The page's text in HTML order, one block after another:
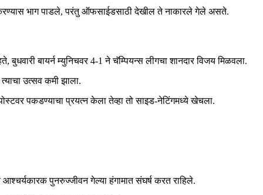
करण्यास भाग पाडले, परंतु ऑफसाईडसाठी देखील ते नाकारले गेले असते.
बायर्न म्युनिचवर 4-1 ने चॅम्पियन्स लीगचा शानदार विजय मिळवला.
उत्सव कमी झाला.
पकडण्याचा प्रयत्न केला तेव्हा तो साइड-नेटिंगमध्ये खेचला.
आश्चर्यकारक पुनरुज्जीवन गेल्या हंगामात संघर्ष करत राहिले.